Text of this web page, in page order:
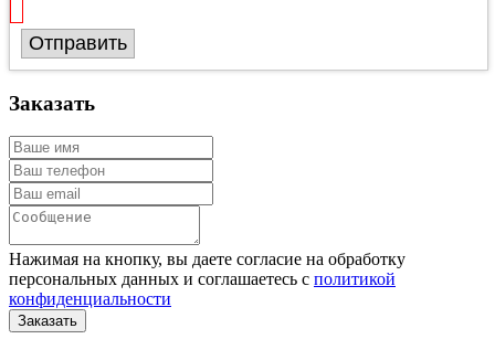
Отправить
Заказать
Нажимая на кнопку, вы даете согласие на обработку
персональных данных и соглашаетесь с политикой
конфиденциальности